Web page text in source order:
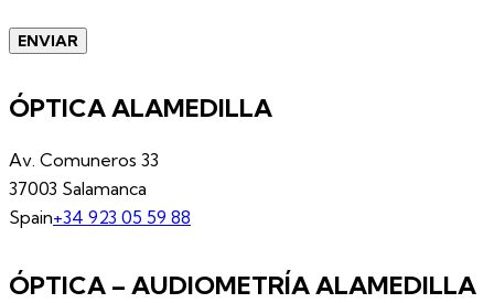
ÓPTICA ALAMEDILLA
Av. Comuneros 33
37003 Salamanca
Spain+34 923 05 59 88
ÓPTICA – AUDIOMETRÍA ALAMEDILLA